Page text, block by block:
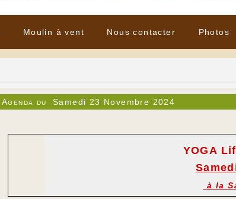
Moulin à vent Nous contacter Photos
Agenda du Samedi 23 Novembre 2024
YOGA
à la